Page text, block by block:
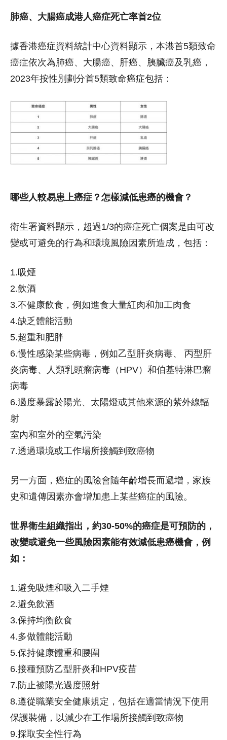
肺癌、大腸癌成港人癌症死亡率首2位
據香港癌症資料統計中心資料顯示，本港首5類致命
癌症依次為肺癌、大腸癌、肝癌、胰臟癌及乳癌，
2023年按性別劃分首5類致命癌症包括：
哪些人較易患上癌症？怎樣減低患癌的機會？
衛生署資料顯示，超過1/3的癌症死亡個案是由可改
變或可避免的行為和環境風險因素所造成，包括：
1.吸煙
2.飲酒
3.不健康飲食，例如進食大量紅肉和加工肉食
4.缺乏體能活動
5.超重和肥胖
6.慢性感染某些病毒，例如乙型肝炎病毒、 丙型肝
炎病毒、人類乳頭瘤病毒（HPV）和伯基特淋巴瘤
病毒
6.過度暴露於陽光、太陽燈或其他來源的紫外線輻
射
室內和室外的空氣污染
7.透過環境或工作場所接觸到致癌物
另一方面，癌症的風險會隨年齡增長而遞增，家族
史和遺傳因素亦會增加患上某些癌症的風險。
世界衛生組織指出，約30-50%的癌症是可預防的，
改變或避免一些風險因素能有效減低患癌機會，例
如：
1.避免吸煙和吸入二手煙
2.避免飲酒
3.保持均衡飲食
4.多做體能活動
5.保持健康體重和腰圍
6.接種預防乙型肝炎和HPV疫苗
7.防止被陽光過度照射
8.遵從職業安全健康規定，包括在適當情況下使用
保護裝備，以減少在工作場所接觸到致癌物
9.採取安全性行為